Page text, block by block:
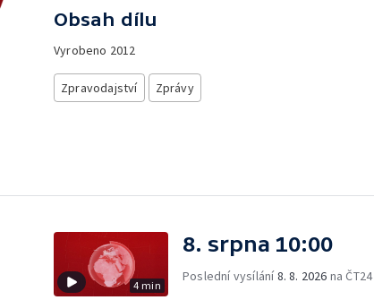
Obsah dílu
Vyrobeno 2012
Zpravodajství Zprávy
4 min
8. srpna 10:00
Poslední vysílání8. 8. 2026 na ČT24